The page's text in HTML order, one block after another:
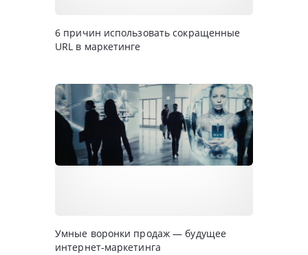
6 причин использовать сокращенные
URL в маркетинге
Умные воронки продаж — будущее
интернет-маркетинга